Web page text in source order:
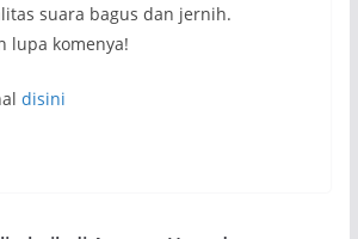
suara bagus dan jernih.
lupa komenya!
disini